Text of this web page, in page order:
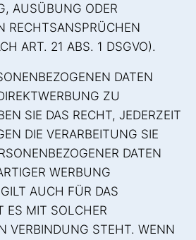
AUSÜBUNG ODER
RECHTSANSPRÜCHEN
ART. 21 ABS. 1 DSGVO).
DATEN
ZU
SIE DAS RECHT, JEDERZEIT
DIE VERARBEITUNG SIE
DATEN
WERBUNG
AUCH FÜR DAS
ES MIT SOLCHER
VERBINDUNG STEHT. WENN